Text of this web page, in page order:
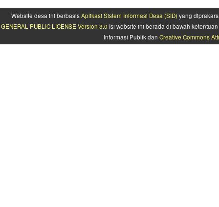
Website desa ini berbasisAplikasi Sistem Informasi Desa (SID) yang
GENERAL PUBLIC LICENSE Version 3.0 Isi website ini berada di bawah
Informasi Publik dan Creative Commons